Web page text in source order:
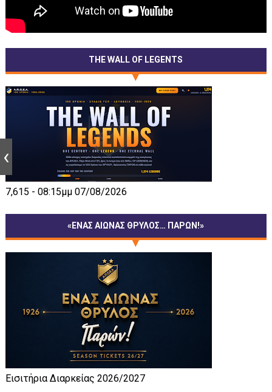
THE WALL OF LEGENTS
7,615 - 08:15μμ 07/08/2026
«ΕΝΑΣ ΑΙΩΝΑΣ ΘΡΥΛΟΣ… ΠΑΡΩΝ!»
Εισιτήρια Διαρκείας 2026/2027